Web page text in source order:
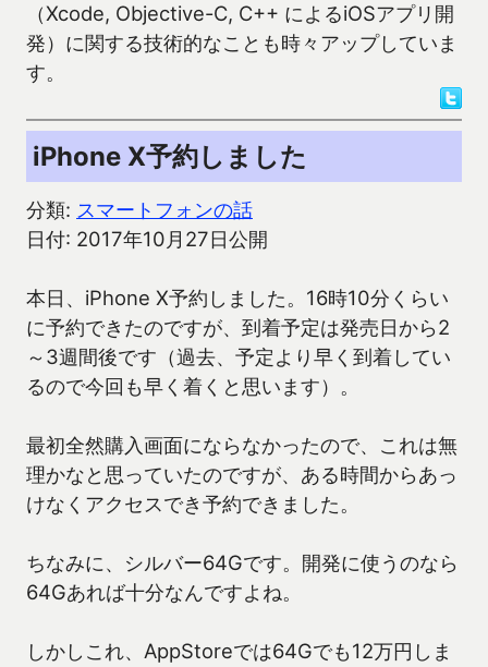
（Xcode, Objective-C, C++ によるiOSアプリ開
発）に関する技術的なことも時々アップしていま
す。
iPhone X予約しました
分類: スマートフォンの話
日付: 2017年10月27日公開
本日、iPhone X予約しました。16時10分くらい
に予約できたのですが、到着予定は発売日から2
～3週間後です（過去、予定より早く到着してい
るので今回も早く着くと思います）。
最初全然購入画面にならなかったので、これは無
理かなと思っていたのですが、ある時間からあっ
けなくアクセスでき予約できました。
ちなみに、シルバー64Gです。開発に使うのなら
64Gあれば十分なんですよね。
しかしこれ、AppStoreでは64Gでも12万円しま